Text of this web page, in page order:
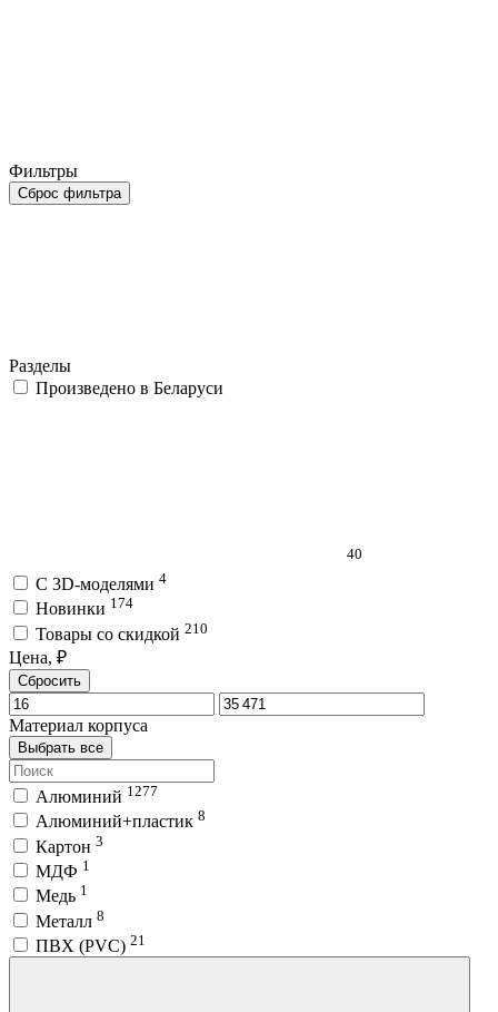
Фильтры
Сброс фильтра
Разделы
Произведено в Беларуси
40
C 3D-моделями 4
Новинки 174
Товары со скидкой 210
Цена, ₽
Сбросить
Материал корпуса
Выбрать все
Алюминий 1277
Алюминий+пластик 8
Картон 3
МДФ 1
Медь 1
Металл 8
ПВХ (PVC) 21